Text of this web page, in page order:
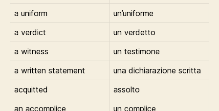
a uniform
un’uniforme
a verdict
un verdetto
a witness
un testimone
a written statement
una dichiarazione scritta
acquitted
assolto
an accomplice
un complice